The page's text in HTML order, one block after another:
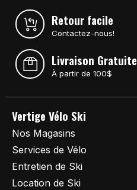
Retour facile
Contactez-nous!
Livraison Gratuite
À partir de 100$
Vertige Vélo Ski
Nos Magasins
Services de Vélo
Entretien de Ski
Location de Ski